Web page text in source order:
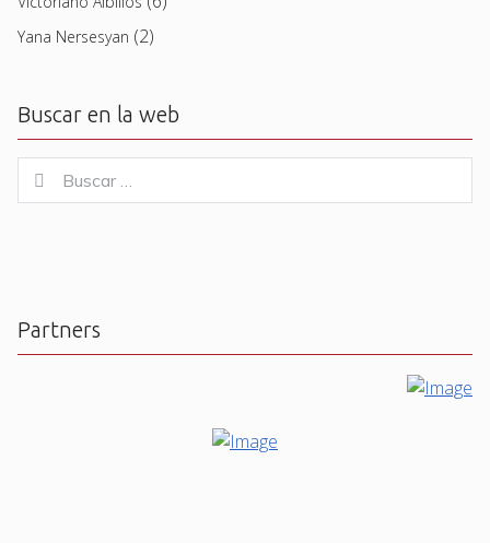
Yana Nersesyan (2)
Buscar en la web
for:
Buscar
Partners